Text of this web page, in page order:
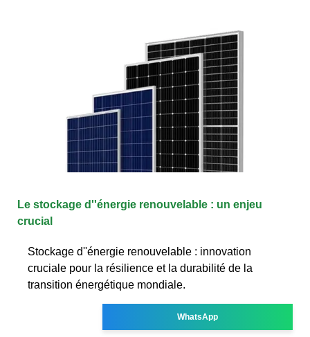
Le stockage d''énergie renouvelable : un enjeu
crucial
Stockage d''énergie renouvelable : innovation
cruciale pour la résilience et la durabilité de la
transition énergétique mondiale.
WhatsApp